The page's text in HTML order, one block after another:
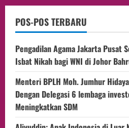
POS-POS TERBARU
Pengadilan Agama Jakarta Pusat
Isbat Nikah bagi WNI di Johor
Menteri BPLH Moh. Jumhur
Dengan Delegasi 6 lembaga
Meningkatkan SDM